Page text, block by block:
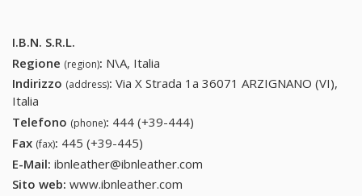
I.B.N. S.R.L.
Regione (region): N\A, Italia
Indirizzo (address): Via X Strada 1a 36071 ARZIGNANO (VI),
Italia
Telefono (phone): 444 (+39-444)
Fax (fax): 445 (+39-445)
E-Mail: ibnleather@ibnleather.com
Sito web: www.ibnleather.com